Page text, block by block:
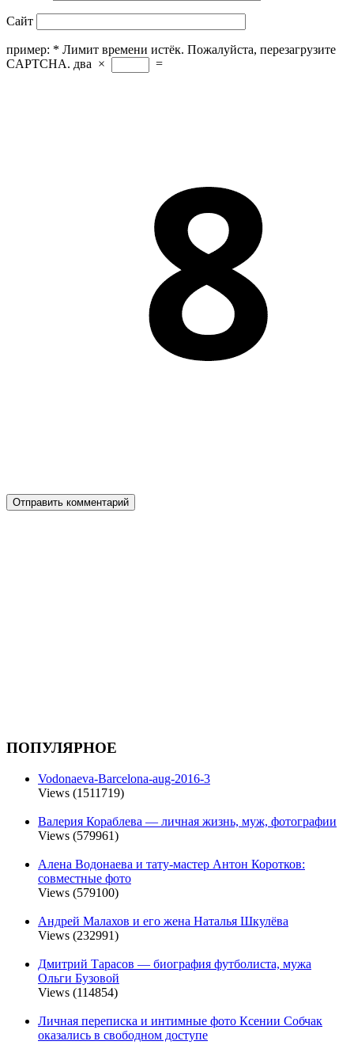
Сайт
пример: * Лимит времени истёк. Пожалуйста, перезагрузите
CAPTCHA. два × =
ПОПУЛЯРНОЕ
Vodonaeva-Barcelona-aug-2016-3
Views (1511719)
Валерия Кораблева — личная жизнь, муж, фотографии
Views (579961)
Алена Водонаева и тату-мастер Антон Коротков:
совместные фото
Views (579100)
Андрей Малахов и его жена Наталья Шкулёва
Views (232991)
Дмитрий Тарасов — биография футболиста, мужа
Ольги Бузовой
Views (114854)
Личная переписка и интимные фото Ксении Собчак
оказались в свободном доступе